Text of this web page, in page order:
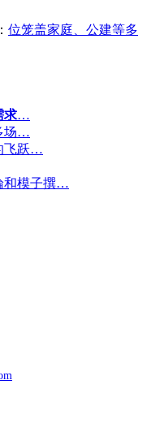
位笼盖家庭、公建等多
求…
场…
飞跃…
和模子撰…